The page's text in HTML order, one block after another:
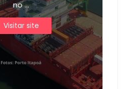
no ...
Visitar site